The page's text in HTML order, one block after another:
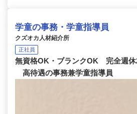
学童の事務・学童指導員
クズオカ人材紹介所
正社員
無資格OK・ブランクOK 完全週休
高待遇の事務兼学童指導員